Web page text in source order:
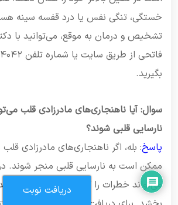
خستگی، تنگی نفس یا درد قفسه سینه
تشخیص و درمان به موقع، می‌توانید با
بگیرید.
سوال: آیا ناهنجاری‌های مادرزادی قلب
نارسایی قلبی شوند؟
پاسخ: بله، اگر ناهنجاری‌های مادرزادی
ممکن است به نارسایی قلبی منجر شوند.
می‌تواند خطرات را کاهش دهد و کیفیت
دریافت نوبت